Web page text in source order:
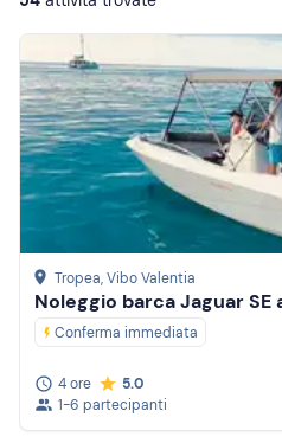
Tropea, Vibo Valentia
Noleggio barca Jaguar SE
Conferma immediata
4 ore
5.0
1-6 partecipanti